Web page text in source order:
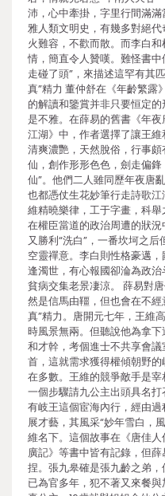
沛，心中牽掛，字里行間滿
雅人類文明史，有幾多對絕
火難容，不歡而散。而李白
情，簡直令人贊嘆。難怪書
走碰了頭”，來描述這罕有其
真”精力 董仲舒在《年齡繁露
的解讀和鑒賞并非只要恒定
是不雅。在薛易的舊書《年
江湖》中，作者選擇了讓王
清爽濃艷，天然脫俗，行事
仙，創作形形色色，劍走偏
仙”。他們二人雖同歷年夜唐
也都憑仗生花妙筆行走詩歌
維精曉樂律，工于字畫，科
在權臣當道的政治周遭的狀
又勝利“洗白”，一番坎坷之
空靈禪意。李白則性格豪邁
逢濁世，有心報國卻淪為政
貧病交集老景凄涼。 薛易對
然是信馬由韁，但也會在不
真”精力。唐開元七年，王維
時風景無兩。但聽說他為拿
和才幹，考個進士不共享會
首，這就需求獲得權傾朝野
在多數。王維的競爭敵手是
一個步驟請九公主出頭具名
有岐王這個宦海內行，經由
展才藝，其風采“妙年雪白，
維名下。這個故事在《唐佳
廣記》等書中皆有記錄，但
捏。張九皋確是張九齡之弟
已為官多年，犯不著又來餐